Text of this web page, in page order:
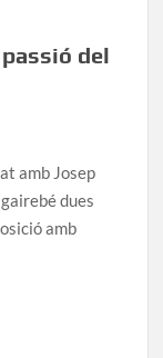
del
amb Josep
dues
amb